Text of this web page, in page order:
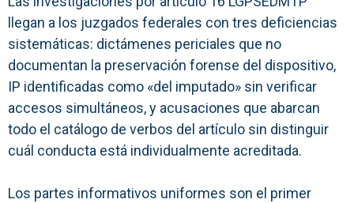
llegan a los juzgados federales con tres deficiencias
sistemáticas: dictámenes periciales que no
documentan la preservación forense del dispositivo,
IP identificadas como «del imputado» sin verificar
accesos simultáneos, y acusaciones que abarcan
todo el catálogo de verbos del artículo sin distinguir
cuál conducta está individualmente acreditada.
Los partes informativos uniformes son el primer